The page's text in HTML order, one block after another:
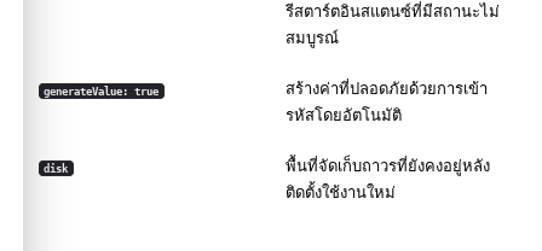
รีสตาร์ตอินสแตนซ์ที่มีสถานะไม่
สมบูรณ์
generateValue: true
สร้างค่าที่ปลอดภัยด้วยการเข้า
รหัสโดยอัตโนมัติ
disk
พื้นที่จัดเก็บถาวรที่ยังคงอยู่หลัง
ติดตั้งใช้งานใหม่